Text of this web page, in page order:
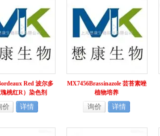
Red 波尔多
桃红R）染色剂
价 详情
MX7456Brassinazole 芸苔素唑
植物培养
询价 详情